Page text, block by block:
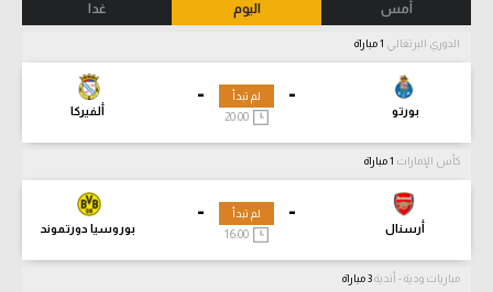
أمس اليوم غدا
الدوري البرتغالي
-
بورتو
-
ألفيركا
لم تبدأ
كأس الإمارات
-
أرسنال
-
بوروسيا دورتموند
لم تبدأ
مباريات ودية - أندية